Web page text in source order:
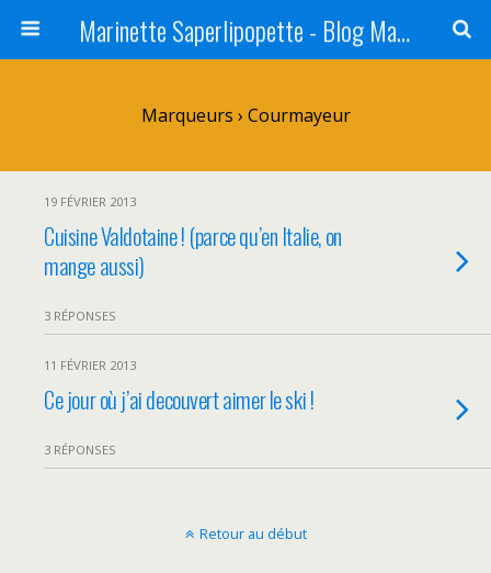
Marinette Saperlipopette - Blog Maman Angers Lifestyle - Ex Expat Montréal
Marqueurs › Courmayeur
19 FÉVRIER 2013
Cuisine Valdotaine ! (parce qu’en Italie, on
mange aussi)
3 RÉPONSES
11 FÉVRIER 2013
Ce jour où j’ai decouvert aimer le ski !
3 RÉPONSES
Retour au début